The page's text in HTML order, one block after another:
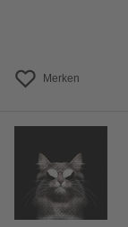
Merken